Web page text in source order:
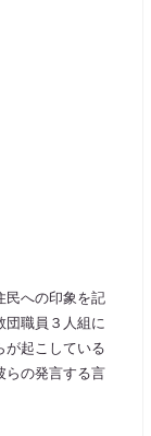
民への印象を記
団職員３人組に
が起こしている
らの発言する言